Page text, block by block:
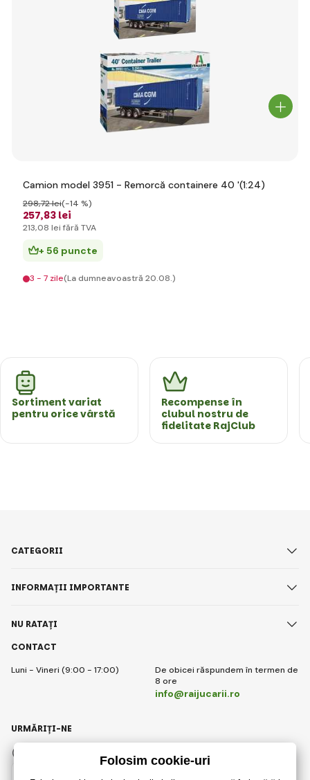
Camion model 3951 - Remorcă containere 40 '(1:24)
257,83 lei
298,72 lei(-14 %)
213,08 lei fără TVA
+ 56 puncte
3 - 7 zile(La dumneavoastră 20.08.)
Sortiment variat
pentru orice vârstă
Recompense în
clubul nostru de
fidelitate RajClub
CONTACT
Luni - Vineri (9:00 - 17:00)
De obicei răspundem în termen de
8 ore
info@raijucarii.ro
CATEGORII
INFORMAȚII IMPORTANTE
NU RATAȚI
URMĂRIȚI-NE
Instagram